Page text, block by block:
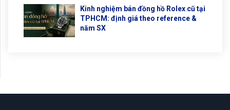
Kinh nghiệm bán đồng hồ Rolex cũ tại
TPHCM: định giá theo reference &
năm SX